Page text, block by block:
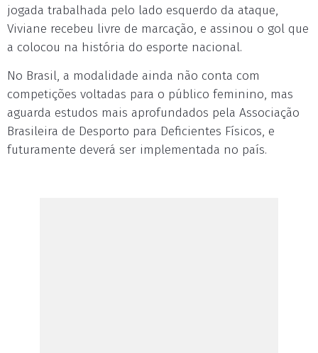
jogada trabalhada pelo lado esquerdo da ataque,
Viviane recebeu livre de marcação, e assinou o gol que
a colocou na história do esporte nacional.
No Brasil, a modalidade ainda não conta com
competições voltadas para o público feminino, mas
aguarda estudos mais aprofundados pela Associação
Brasileira de Desporto para Deficientes Físicos, e
futuramente deverá ser implementada no país.